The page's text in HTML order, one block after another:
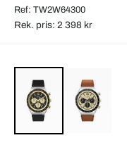
Ref: TW2W64300
Rek. pris: 2 398 kr